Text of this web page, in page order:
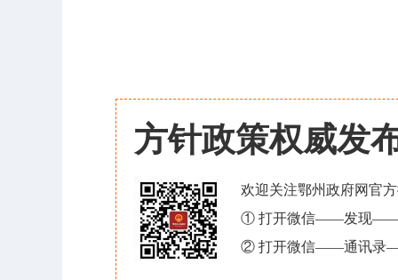
方针政策权威发
欢迎关注鄂州政府网官
① 打开微信——发现——
② 打开微信——通讯录